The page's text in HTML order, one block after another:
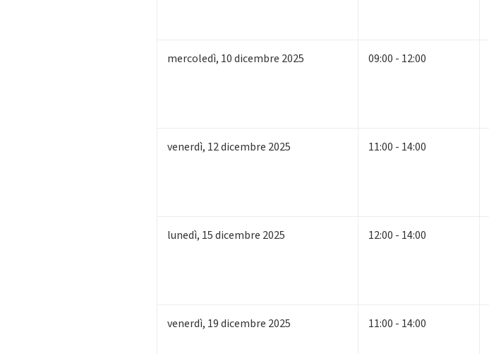
mercoledì, 10dicembre 2025 09:00 - 12:00
venerdì, 12dicembre 2025 11:00 - 14:00
lunedì, 15dicembre 2025 12:00 - 14:00
venerdì, 19dicembre 2025 11:00 - 14:00